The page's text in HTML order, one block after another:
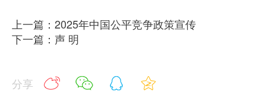
上一篇：2025年中国公平竞争政策宣传
下一篇：声 明
分享